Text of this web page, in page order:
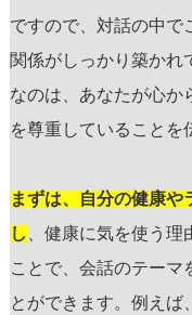
ですので、対話の中で
関係がしっかり築かれ
なのは、あなたが心か
を尊重していることを
まずは、自分の健康
し
、健康に気を使う
ことで、会話のテーマ
とができます。例えば